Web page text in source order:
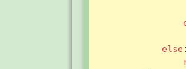
else: